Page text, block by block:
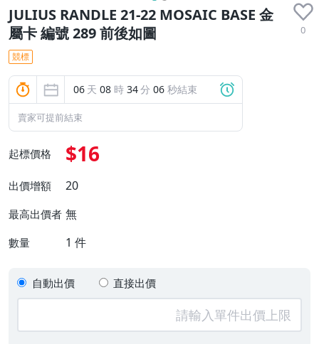
JULIUS RANDLE 21-22 MOSAIC BASE 金
屬卡 編號 289 前後如圖
0
競標
06 天 08 時 34分 06 秒結束
賣家可提前結束
起標價格 $16
出價增額 20
最高出價者 無
數量 1 件
自動出價 直接出價